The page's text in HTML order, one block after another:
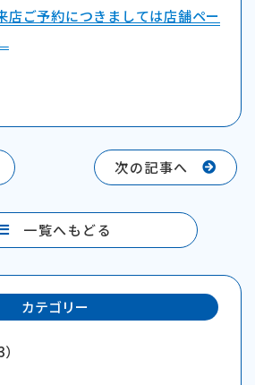
店ご予約につきましては店舗ペー
一覧へもどる
次の記事へ
カテゴリー